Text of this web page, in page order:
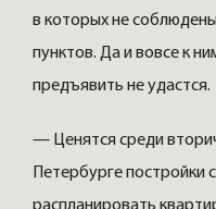
в которых не
пунктов. Да и вовсе к
предъявить не удастся.
— Ценятся среди
Петербурге постройки
распланировать